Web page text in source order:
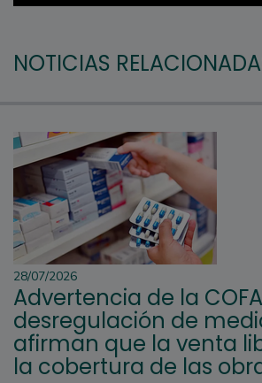
NOTICIAS
28/07/2026
Advertencia de la
desregulación de
afirman que la venta
la cobertura de las